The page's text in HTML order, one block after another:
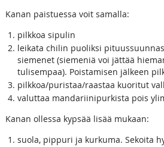
Kanan paistuessa voit samalla:
pilkkoa sipulin
leikata chilin puoliksi
siemenet (siemeniä voi jättää
tulisempaa). Poistamisen jälkeen
pilkkoa/puristaa/raastaa kuoritut
valuttaa mandariinipurkista pois
Kanan ollessa kypsää lisää mukaan:
suola, pippuri ja kurkuma. Sekoita